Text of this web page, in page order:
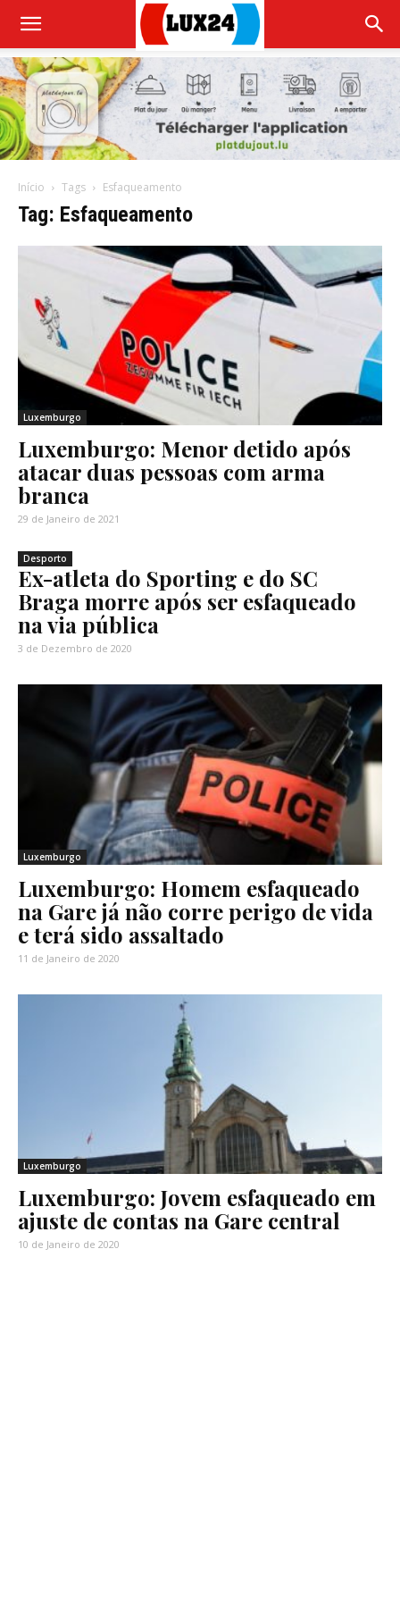
Início Tags Esfaqueamento
Tag: Esfaqueamento
Luxemburgo
Luxemburgo: Menor detido após
atacar duas pessoas com arma
branca
29 de Janeiro de 2021
Desporto
Ex-atleta do Sporting e do SC
Braga morre após ser esfaqueado
na via pública
3 de Dezembro de 2020
Luxemburgo
Luxemburgo: Homem esfaqueado
na Gare já não corre perigo de vida
e terá sido assaltado
11 de Janeiro de 2020
Luxemburgo
Luxemburgo: Jovem esfaqueado em
ajuste de contas na Gare central
10 de Janeiro de 2020